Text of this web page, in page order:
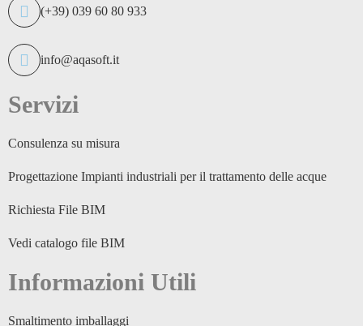
(+39) 039 60 80 933
info@aqasoft.it
Servizi
Consulenza su misura
Progettazione Impianti industriali per il trattamento delle acque
Richiesta File BIM
Vedi catalogo file BIM
Informazioni Utili
Smaltimento imballaggi